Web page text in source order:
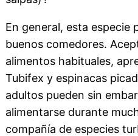
En general, esta especie
buenos comedores.
alimentos habituales,
Tubifex y espinacas
adultos pueden sin
alimentarse durante
compañía de especies